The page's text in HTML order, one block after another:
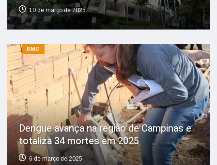
10 de março de 2025
RMC
Dengue avança na região de Campinas e
totaliza 34 mortes em 2025
6 de março de 2025